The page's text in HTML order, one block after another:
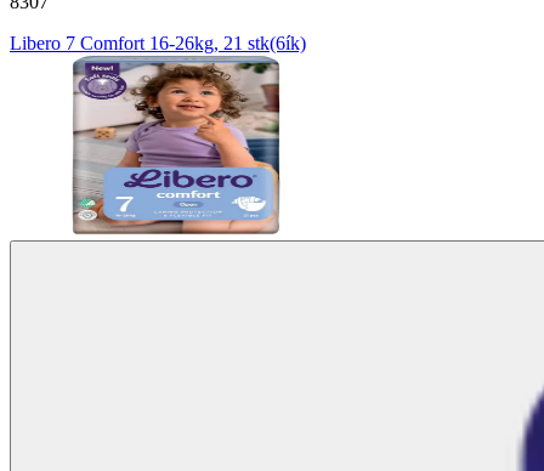
Libero 7 Comfort 16-26kg, 21 stk(6ík)